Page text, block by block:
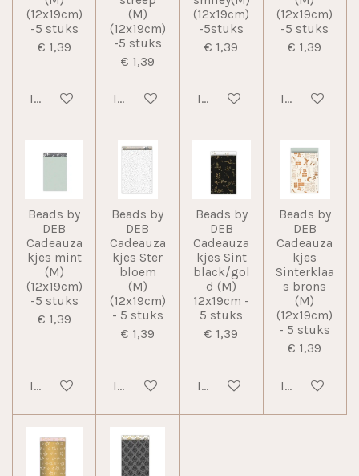
(12x19cm)
-5 stuks
€ 1,39
In winkelwagen
(M)
(12x19cm)
-5 stuks
€ 1,39
In winkelwagen
(12x19cm)
-5stuks
€ 1,39
In winkelwagen
(12x19cm)
-5 stuks
€ 1,39
In
Beads by
DEB
Cadeauza
kjes mint
(M)
(12x19cm)
-5 stuks
€ 1,39
In winkelwagen
Beads by
DEB
Cadeauza
kjes Ster
bloem
(M)
(12x19cm)
- 5 stuks
€ 1,39
In winkelwagen
Beads by
DEB
Cadeauza
kjes Sint
black/gol
d (M)
12x19cm -
5 stuks
€ 1,39
In winkelwagen
Beads by
DEB
Cadeauza
kjes
Sinterklaa
s brons
(M)
(12x19cm)
- 5 stuks
€ 1,39
In